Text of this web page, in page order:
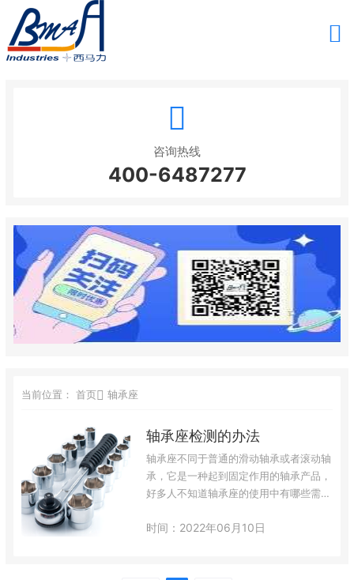
咨询热线
400-6487277
当前位置： 首页 轴承座
轴承座检测的办法
轴承座不同于普通的滑动轴承或者滚动轴
承，它是一种起到固定作用的轴承产品，
好多人不知道轴承座的使用中有哪些需要
使用中如何清洗。轴承座的清洗与查看，
时间：2022年06月10日